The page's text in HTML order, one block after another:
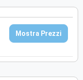
Mostra Prezzi